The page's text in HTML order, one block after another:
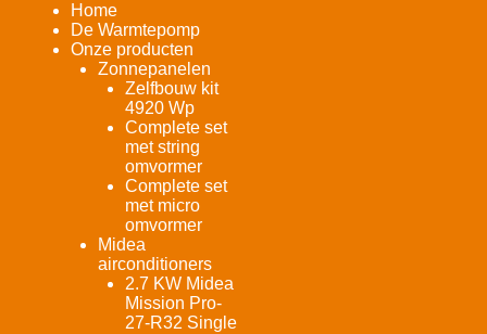
Home
De Warmtepomp
Onze producten
Zonnepanelen
Zelfbouw kit
4920 Wp
Complete set
met string
omvormer
Complete set
met micro
omvormer
Midea
airconditioners
2.7 KW Midea
Mission Pro-
27-R32 Single